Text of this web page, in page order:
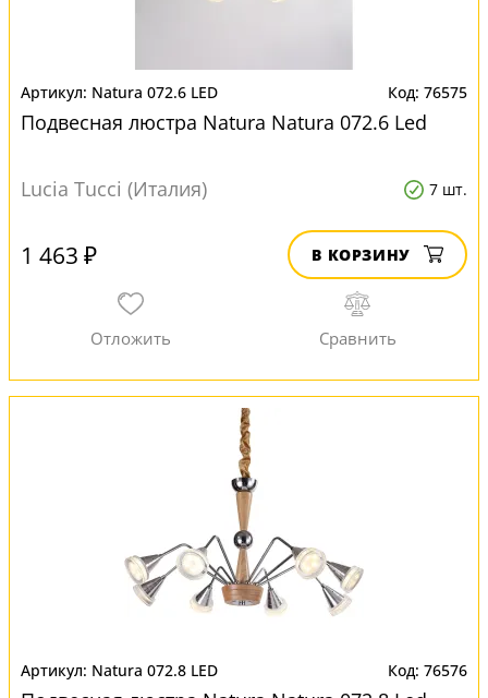
Natura 072.6 LED 76575
Подвесная люстра Natura Natura 072.6 Led
Lucia Tucci (Италия) 7 шт.
1 463 ₽ В КОРЗИНУ
Natura 072.8 LED 76576